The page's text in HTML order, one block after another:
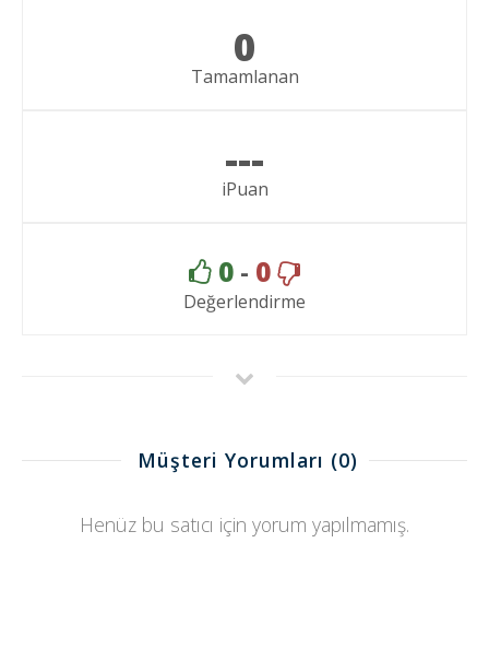
0
Tamamlanan
---
iPuan
0 - 0
Değerlendirme
Müşteri Yorumları (0)
Henüz bu satıcı için yorum yapılmamış.